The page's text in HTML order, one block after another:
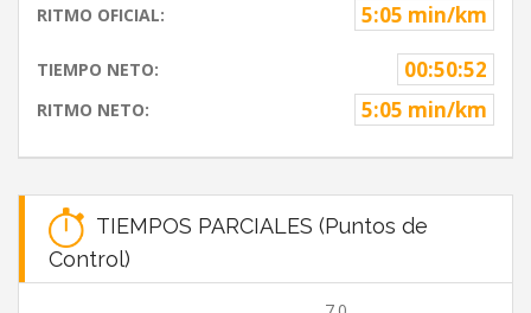
RITMO OFICIAL: 5:05 min/km
TIEMPO NETO: 00:50:52
RITMO NETO: 5:05 min/km
TIEMPOS PARCIALES (Puntos de
Control)